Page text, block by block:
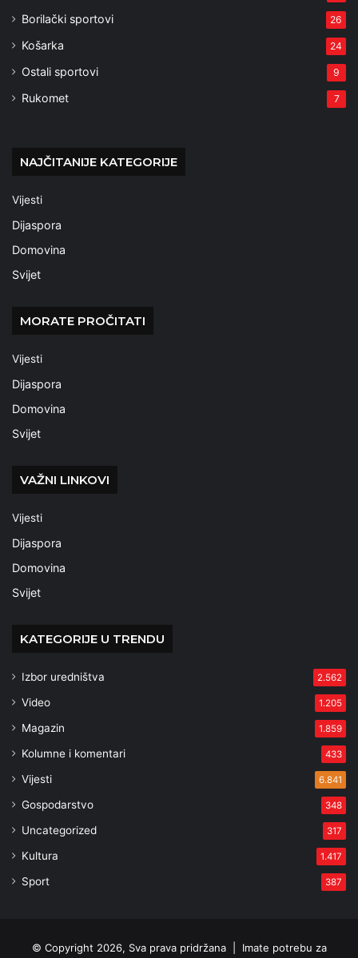
Borilački sportovi 26
Košarka 24
Ostali sportovi 9
Rukomet 7
NAJČITANIJE KATEGORIJE
Vijesti
Dijaspora
Domovina
Svijet
MORATE PROČITATI
Vijesti
Dijaspora
Domovina
Svijet
VAŽNI LINKOVI
Vijesti
Dijaspora
Domovina
Svijet
KATEGORIJE U TRENDU
Izbor uredništva 2.562
Video 1.205
Magazin 1.859
Kolumne i komentari 433
Vijesti 6.841
Gospodarstvo 348
Uncategorized 317
Kultura 1.417
Sport 387
© Copyright 2026, Sva prava pridržana | Imate potrebu za